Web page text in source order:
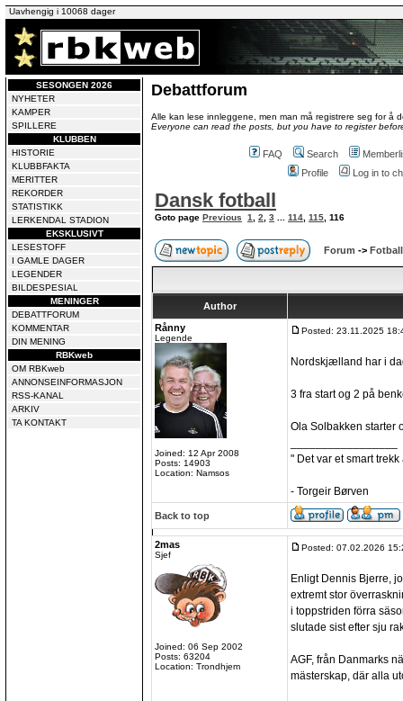
Uavhengig i 10068 dager
SESONGEN 2026
NYHETER
KAMPER
SPILLERE
KLUBBEN
HISTORIE
KLUBBFAKTA
MERITTER
REKORDER
STATISTIKK
LERKENDAL STADION
EKSKLUSIVT
LESESTOFF
I GAMLE DAGER
LEGENDER
BILDESPESIAL
MENINGER
DEBATTFORUM
KOMMENTAR
DIN MENING
RBKweb
OM RBKweb
ANNONSEINFORMASJON
RSS-KANAL
ARKIV
TA KONTAKT
Debattforum
Alle kan lese innleggene, men man må registrere seg for å
Everyone can read the posts, but you have to register
FAQ Search
Profile
Log in to
Dansk fotball
Goto page Previous 1 2 3 114 115 116
Forum ->
Author
Rånny
Legende
Joined: 12 Apr 2008
Posts: 14903
Location: Namsos
Posted: 23.11.2025
Nordskjælland har i
3 fra start og 2 på
Ola Solbakken starter
" Det var et smart
- Torgeir Børven
Back to top
2mas
Sjef
Joined: 06 Sep 2002
Posts: 63204
Location: Trondhjem
Posted: 07.02.2026
Enligt Dennis Bjerre,
extremt stor
i toppstriden förra
slutade sist efter sju
AGF, från Danmarks
mästerskap, där alla